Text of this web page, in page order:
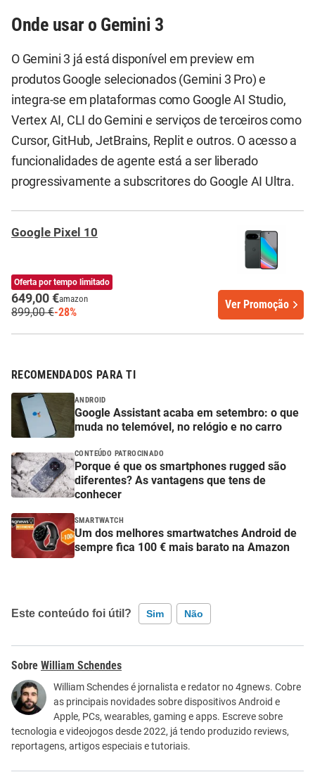
Onde usar o Gemini 3
O Gemini 3 já está disponível em preview em
produtos Google selecionados (Gemini 3 Pro) e
integra-se em plataformas como Google AI Studio,
Vertex AI, CLI do Gemini e serviços de terceiros como
Cursor, GitHub, JetBrains, Replit e outros. O acesso a
funcionalidades de agente está a ser liberado
progressivamente a subscritores do Google AI Ultra.
Google Pixel 10
Oferta por tempo limitado
649,00 €amazon
899,00 €-28%
Ver Promoção
RECOMENDADOS PARA TI
ANDROID
Google Assistant acaba em setembro: o que
muda no telemóvel, no relógio e no carro
CONTEÚDO PATROCINADO
Porque é que os smartphones rugged são
diferentes? As vantagens que tens de
conhecer
SMARTWATCH
Um dos melhores smartwatches Android de
sempre fica 100 € mais barato na Amazon
Este conteúdo foi útil? Sim Não
Este conteúdo contém informação incorreta
Este conteúdo não tem a informação que procuro
Outro
William Schendes
William Schendes é jornalista e redator no 4gnews. Cobre
as principais novidades sobre dispositivos Android e
Apple, PCs, wearables, gaming e apps. Escreve sobre
tecnologia e videojogos desde 2022, já tendo produzido reviews,
reportagens, artigos especiais e tutoriais.